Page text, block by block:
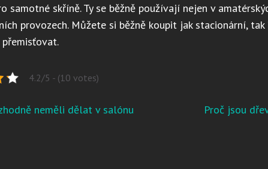
samotné skříně. Ty se běžně používají nejen v
provozech. Můžete si běžně koupit jak stacionární,
4.2/5 - (10 votes)
neměli dělat v salónu
Proč jsou